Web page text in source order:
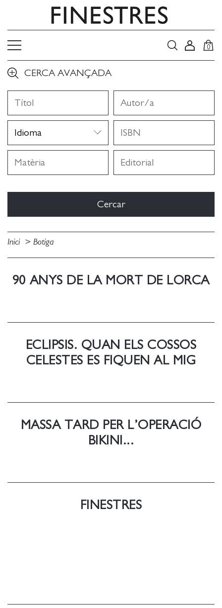
0
CERCA AVANÇADA
Inici Botiga
90 ANYS DE LA MORT DE LORCA
ECLIPSIS. QUAN ELS COSSOS
CELESTES ES FIQUEN AL MIG
MASSA TARD PER L’OPERACIÓ
BIKINI...
FINESTRES